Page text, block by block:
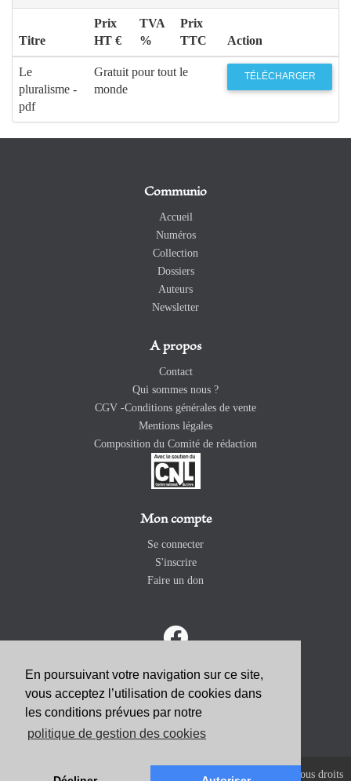
En poursuivant votre navigation sur ce site,
vous acceptez l’utilisation de cookies dans
les conditions prévues par notre
politique de gestion des cookies
Titre
Prix
HT €
TVA
%
Prix
TTC
Action
Le
pluralisme -
pdf
Gratuit pour tout le
monde
TÉLÉCHARGER
Communio
Accueil
Numéros
Collection
Dossiers
Auteurs
Newsletter
A propos
Contact
Qui sommes nous ?
CGV -Conditions générales de vente
Mentions légales
Composition du Comité de rédaction
Mon compte
Se connecter
S'inscrire
Faire un don
ABONNEZ-VOUS
Copyright 2026 Revue Catholique Internationale COMMUNIO. Tous droits